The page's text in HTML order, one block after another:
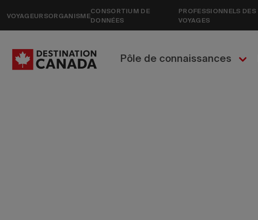
VOYAGEURSORGANISME
CONSORTIUM DE
DONNÉES
PROFESSIONNELS DES
VOYAGES
Pôle de connaissances